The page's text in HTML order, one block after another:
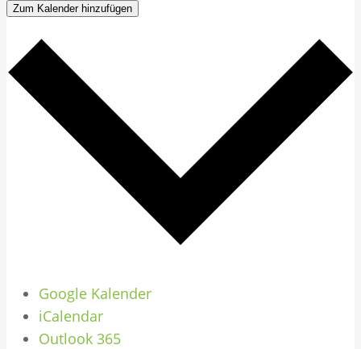
Zum Kalender hinzufügen
Google Kalender
iCalendar
Outlook 365